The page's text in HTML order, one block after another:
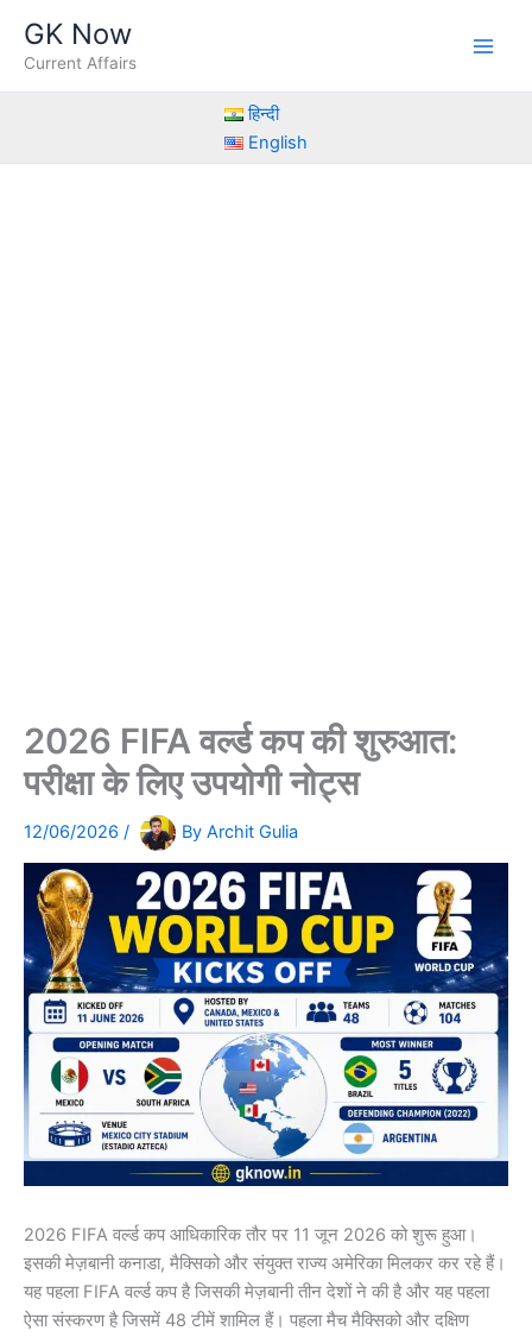
content
GK Now
Current Affairs
हिन्दी
English
2026 FIFA वर्ल्ड कप की शुरुआत:
परीक्षा के लिए उपयोगी नोट्स
12/06/2026 / By Archit Gulia
2026 FIFA वर्ल्ड कप आधिकारिक तौर पर 11 जून 2026 को शुरू हुआ।
इसकी मेज़बानी कनाडा, मैक्सिको और संयुक्त राज्य अमेरिका मिलकर कर रहे हैं।
यह पहला FIFA वर्ल्ड कप है जिसकी मेज़बानी तीन देशों ने की है और यह पहला
ऐसा संस्करण है जिसमें 48 टीमें शामिल हैं। पहला मैच मैक्सिको और दक्षिण